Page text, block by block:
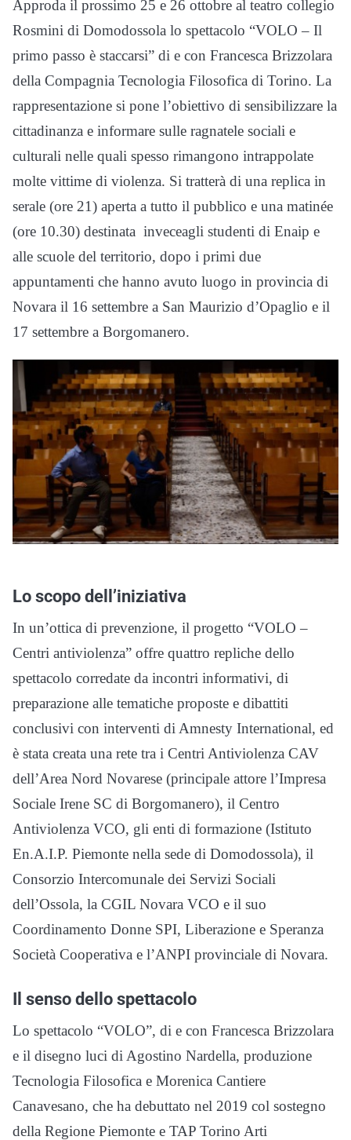
Approda il prossimo 25 e 26 ottobre al teatro collegio
Rosmini di Domodossola lo spettacolo “VOLO – Il
primo passo è staccarsi” di e con Francesca Brizzolara
della Compagnia Tecnologia Filosofica di Torino. La
rappresentazione si pone l’obiettivo di sensibilizzare la
cittadinanza e informare sulle ragnatele sociali e
culturali nelle quali spesso rimangono intrappolate
molte vittime di violenza. Si tratterà di una replica in
serale (ore 21) aperta a tutto il pubblico e una matinée
(ore 10.30) destinata inveceagli studenti di Enaip e
alle scuole del territorio, dopo i primi due
appuntamenti che hanno avuto luogo in provincia di
Novara il 16 settembre a San Maurizio d’Opaglio e il
17 settembre a Borgomanero.
Lo scopo dell’iniziativa
In un’ottica di prevenzione, il progetto “VOLO –
Centri antiviolenza” offre quattro repliche dello
spettacolo corredate da incontri informativi, di
preparazione alle tematiche proposte e dibattiti
conclusivi con interventi di Amnesty International, ed
è stata creata una rete tra i Centri Antiviolenza CAV
dell’Area Nord Novarese (principale attore l’Impresa
Sociale Irene SC di Borgomanero), il Centro
Antiviolenza VCO, gli enti di formazione (Istituto
En.A.I.P. Piemonte nella sede di Domodossola), il
Consorzio Intercomunale dei Servizi Sociali
dell’Ossola, la CGIL Novara VCO e il suo
Coordinamento Donne SPI, Liberazione e Speranza
Società Cooperativa e l’ANPI provinciale di Novara.
Il senso dello spettacolo
Lo spettacolo “VOLO”, di e con Francesca Brizzolara
e il disegno luci di Agostino Nardella, produzione
Tecnologia Filosofica e Morenica Cantiere
Canavesano, che ha debuttato nel 2019 col sostegno
della Regione Piemonte e TAP Torino Arti